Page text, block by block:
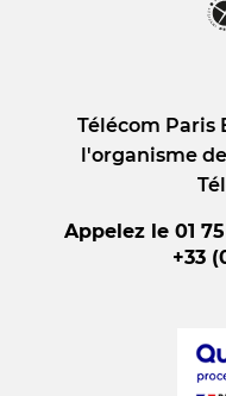
Télécom Paris
l'organisme
Appelez le 01
+33